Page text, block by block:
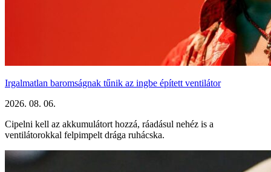
Irgalmatlan baromságnak tűnik az ingbe épített ventilátor
2026. 08. 06.
Cipelni kell az akkumulátort hozzá, ráadásul nehéz is a
ventilátorokkal felpimpelt drága ruhácska.